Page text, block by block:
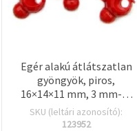
Egér alakú átlátszatlan
gyöngyök, piros,
16×14×11 mm, 3 mm-es
furat, Martenica és
ékszerkészítéshez, 50 g-
SKU (leltári azonosító):
123952